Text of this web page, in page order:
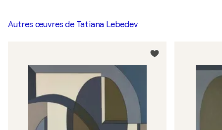
Autres œuvres de Tatiana Lebedev